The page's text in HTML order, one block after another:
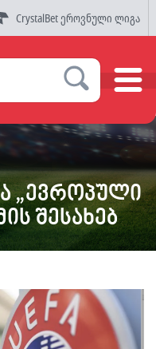
CrystalBet ეროვნული ლიგა
„ევროპული
შესახებ